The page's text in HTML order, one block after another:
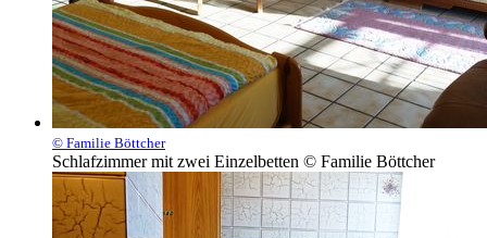
© Familie Böttcher
Schlafzimmer mit zwei Einzelbetten © Familie Böttcher